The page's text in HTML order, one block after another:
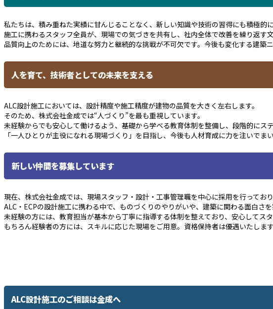
私たちは、積み重ねた実績に甘んじることなく、新しい知識や技術の習得にも積極的に
施工に携わるスタッフ全員が、現場での気づきを共有し、社内全体で改善を繰り返す
品質向上のためには、地道な努力と継続的な挑戦が不可欠です。今後も変化する建築
人を育て、技術者としての未来を支える
ALC設計施工においては、設計精度や施工精度が建物の品質を大きく左右します。
そのため、株式会社金成では“人づくり”を最も重視しています。
未経験からでも安心して働けるよう、基礎から学べる教育体制を整備し、段階的にス
「一人ひとりが主役になれる現場づくり」を目指し、今後も人材育成に力を注いでまい
新しい仲間を募集しています
現在、株式会社金成では、現場スタッフ・設計・工事管理職を中心に採用を行っており
ALC・ECPの設計施工に携わる中で、ものづくりのやりがいや、建築に関わる面白さを
未経験の方には、教育担当が基本から丁寧に指導する体制を整えており、安心してスタ
もちろん経験者の方には、スキルに応じた現場をご用意。資格保持者は優遇いたします
ALC設計施工のご相談は金成へ